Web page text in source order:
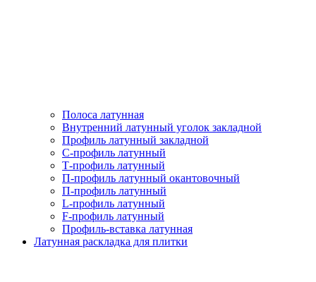
Полоса латунная
Внутренний латунный уголок закладной
Профиль латунный закладной
С-профиль латунный
Т-профиль латунный
П-профиль латунный окантовочный
П-профиль латунный
L-профиль латунный
F-профиль латунный
Профиль-вставка латунная
Латунная раскладка для плитки